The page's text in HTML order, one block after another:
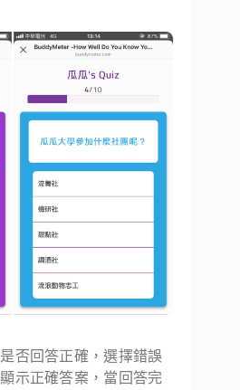
否回答正確，選擇錯誤
示正確答案，當回答完